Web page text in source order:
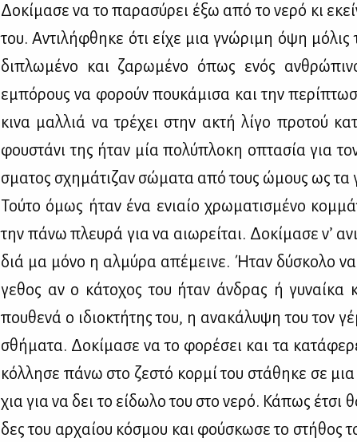
Δο­κί­μα­σε να το πα­ρα­σύ­ρει έξω από το νε­ρό κι
του. Αντι­λή­φθη­κε ότι εί­χε μια γνώ­ρι­μη όψη
δι­πλω­μέ­νο και ζα­ρω­μέ­νο όπως ενός
εμπό­ρους να φο­ρούν που­κά­μι­σα και την
κι­να μαλ­λιά να τρέ­χει στην ακτή λί­γο προ­τού
φου­στά­νι της ήταν μία πο­λύ­πλο­κη οπτα­σία για
σμα­τος σχη­μά­τι­ζαν σώ­μα­τα από τους ώμους ως τα
Τού­το όμως ήταν ένα ενιαίο χρω­μα­τι­σμέ­νο
την πά­νω πλευ­ρά για να αιω­ρεί­ται. Δο­κί­μα­σε ν’
διά μα μό­νο η αλ­μύ­ρα απέ­μει­νε. Ήταν δύ­σκο­λο
γε­θος αν ο κά­το­χος του ήταν άν­δρας ή γυ­ναί­κα
που­θε­νά ο ιδιο­κτή­της του, η ανα­κά­λυ­ψη του τον
σθή­μα­τα. Δο­κί­μα­σε να το φο­ρέ­σει και τα
κόλ­λη­σε πά­νω στο ζε­στό κορ­μί του στά­θη­κε σε
χια για να δει το εί­δω­λο του στο νε­ρό. Κά­πως έτσι
δες του αρ­χαί­ου κό­σμου και φού­σκω­σε το στή­θος